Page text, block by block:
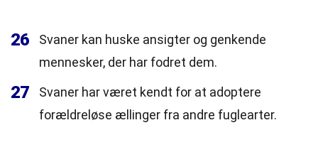
26
Svaner kan huske ansigter og genkende
mennesker, der har fodret dem.
27
Svaner har været kendt for at adoptere
forældreløse ællinger fra andre fuglearter.